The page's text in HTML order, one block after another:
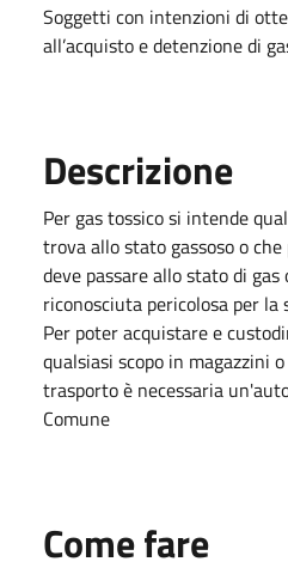
Soggetti con intenzioni di
all’acquisto e detenzione di
Descrizione
Per gas tossico si intende
trova allo stato gassoso o
deve passare allo stato di gas
riconosciuta pericolosa per
Per poter acquistare e
qualsiasi scopo in magazzini
trasporto è necessaria
Comune
Come fare